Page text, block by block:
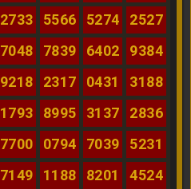
2733 5566 5274
2527
7048 7839 6402
9384
9218 2317 0431
3188
1793 8995 3137
2836
7700 0794 7039
5231
7149 1188 8201 4524